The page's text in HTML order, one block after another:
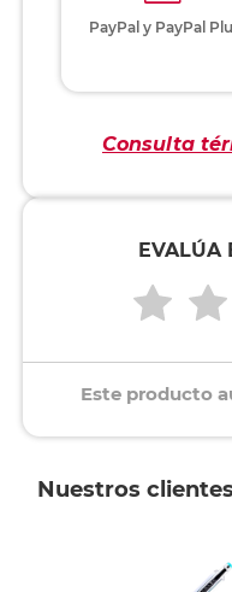
PayPal y PayPal
Consulta
EVALÚA
Este producto
Nuestros